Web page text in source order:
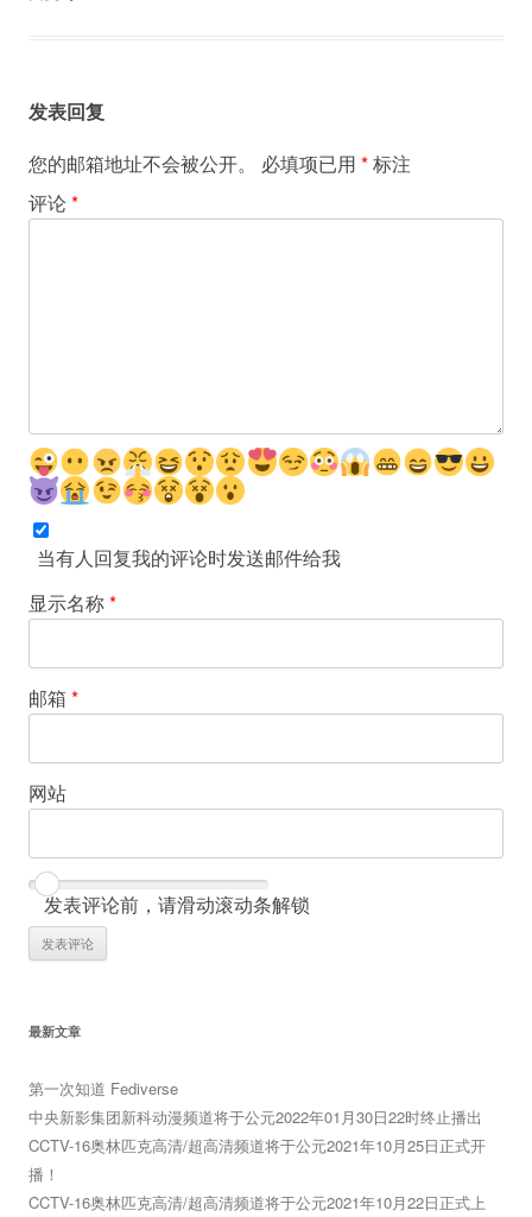
发表回复
您的邮箱地址不会被公开。
必填项已用 *标注
评论*
当有人回复我的评论时发送邮件给我
显示名称*
邮箱 *
网站
发表评论前，请滑动滚动条解锁
最新文章
第一次知道 Fediverse
中央新影集团新科动漫频道将于公元2022年01月30日22时终止播出
CCTV-16奥林匹克高清/超高清频道将于公元2021年10月25日正式开
播！
CCTV-16奥林匹克高清/超高清频道将于公元2021年10月22日正式上